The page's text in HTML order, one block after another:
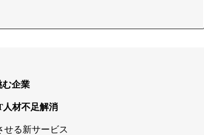
む企業
材不足解消
せる新サービス